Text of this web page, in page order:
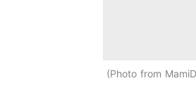
Photo from